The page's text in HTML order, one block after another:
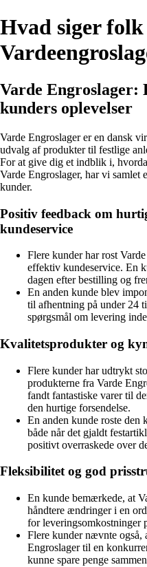
Hvad siger
Varde Engroslager:
kunders oplevelser
Varde Engroslager er en dansk
udvalg af produkter til festlige
For at give dig et indblik i,
Varde Engroslager, har vi
kunder.
Positiv feedback om
kundeservice
Flere kunder har rost
effektiv kundeservice. En
dagen efter bestilling og
En anden kunde blev
til afhentning på under 24
spørgsmål om levering
Kvalitetsprodukter og
Flere kunder har udtrykt
produkterne fra Varde
fandt fantastiske varer til
den hurtige forsendelse.
En anden kunde roste den
både når det gjaldt
positivt overraskede over
Fleksibilitet og god
En kunde bemærkede, at
håndtere ændringer i en
for leveringsomkostninger
Flere kunder nævnte også,
Engroslager til en
kunne spare penge